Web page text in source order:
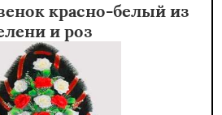
красно-белый из
и роз